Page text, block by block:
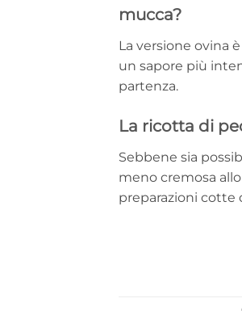
mucca?
La versione ovina
un sapore più
partenza.
La ricotta di
Sebbene sia
meno cremosa
preparazioni cotte